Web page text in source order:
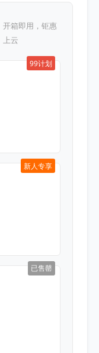
开箱即用，钜惠
上云
99计划
新人专享
已售罄